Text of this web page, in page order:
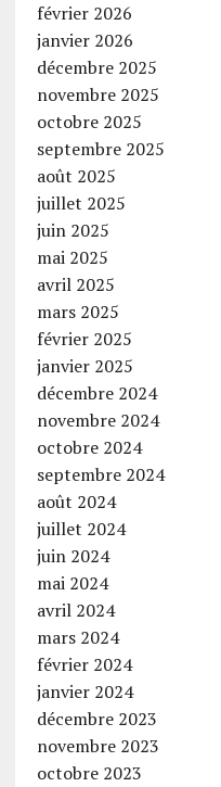
février 2026
janvier 2026
décembre 2025
novembre 2025
octobre 2025
septembre 2025
août 2025
juillet 2025
juin 2025
mai 2025
avril 2025
mars 2025
février 2025
janvier 2025
décembre 2024
novembre 2024
octobre 2024
septembre 2024
août 2024
juillet 2024
juin 2024
mai 2024
avril 2024
mars 2024
février 2024
janvier 2024
décembre 2023
novembre 2023
octobre 2023